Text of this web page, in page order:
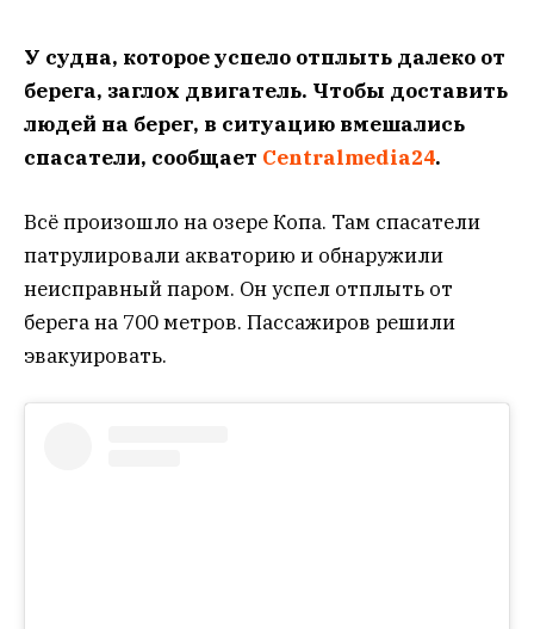
У судна, которое успело отплыть далеко от
берега, заглох двигатель. Чтобы доставить
людей на берег, в ситуацию вмешались
спасатели, сообщает Centralmedia24.
Всё произошло на озере Копа. Там спасатели
патрулировали акваторию и обнаружили
неисправный паром. Он успел отплыть от
берега на 700 метров. Пассажиров решили
эвакуировать.